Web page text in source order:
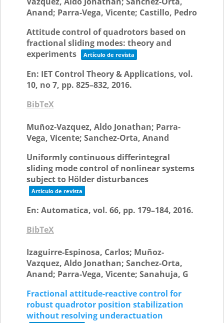
Anand; Parra-Vega, Vicente; Castillo, Pedro
Attitude control of quadrotors based on
fractional sliding modes: theory and
experiments
Artículo de revista
En: IET Control Theory & Applications, vol.
10, no 7, pp. 825–832, 2016.
BibTeX
Muñoz-Vazquez, Aldo Jonathan; Parra-
Vega, Vicente; Sanchez-Orta, Anand
Uniformly continuous differintegral
sliding mode control of nonlinear systems
subject to Hölder disturbances
Artículo de revista
En: Automatica, vol. 66, pp. 179–184, 2016.
BibTeX
Izaguirre-Espinosa, Carlos; Muñoz-
Vazquez, Aldo Jonathan; Sanchez-Orta,
Anand; Parra-Vega, Vicente; Sanahuja, G
Fractional attitude-reactive control for
robust quadrotor position stabilization
without resolving underactuation